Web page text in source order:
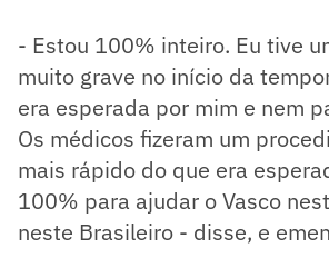
- Estou 100% inteiro. Eu tive
muito grave no início da
era esperada por mim e nem
Os médicos fizeram um
mais rápido do que era
100% para ajudar o Vasco
neste Brasileiro - disse, e